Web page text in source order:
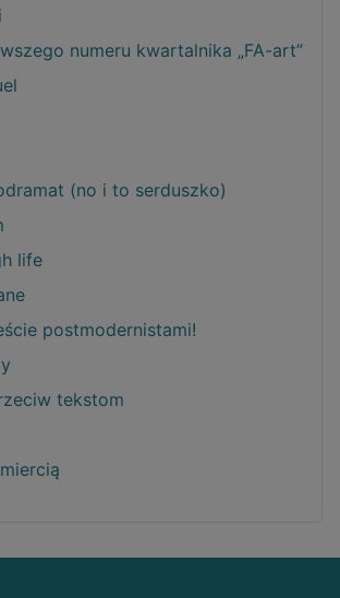
numeru kwartalnika „FA-art”
(no i to serduszko)
life
postmodernistami!
tekstom